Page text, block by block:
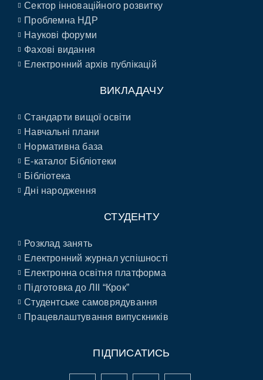
Сектор інноваційного розвитку
Проблемна НДР
Наукові форуми
Фахові видання
Електронний архів публікацій
ВИКЛАДАЧУ
Стандарти вищої освіти
Навчальні плани
Нормативна база
E-каталог Бібліотеки
Бібліотека
Дні народження
СТУДЕНТУ
Розклад занять
Електронний журнал успішності
Електронна освітня платформа
Підготовка до ЛІІ “Крок”
Студентське самоврядування
Працевлаштування випускників
ПІДПИСАТИСЬ